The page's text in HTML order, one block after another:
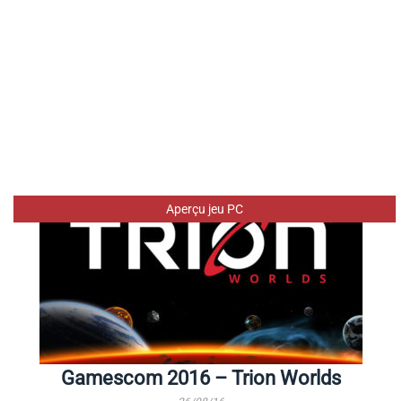
Aperçu jeu PC
Gamescom 2016 – Trion Worlds